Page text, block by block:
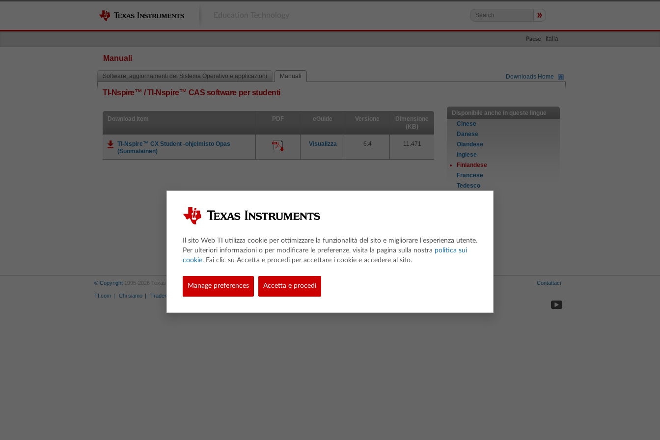
»
Paese Italia
Manuali
Software, aggiornamenti del Sistema Operativo e applicazioni Manuali Downloads Home
TI-Nspire™ / TI-Nspire™ CAS software per studenti
Download Item PDF eGuide Versione
Dimensione
(KB)
TI-Nspire™ CX Student -ohjelmisto Opas
(Suomalainen)
Visualizza 6.4 11.471
Disponibile anche in queste lingue
Cinese
Danese
Olandese
Inglese
Finlandese
Francese
Tedesco
Svedese
© Copyright 1995-2026 Texas Instruments Incorporated. All rights reserved.
TI.com Chi siamo Trademarks Norme sulla Privacy Link Policy Cookie Policy Politica dei dati degli studenti
Contattaci
Il sito Web TI utilizza cookie per ottimizzare la funzionalità del sito e migliorare l'esperienza utente.
Per ulteriori informazioni o per modificare le preferenze, visita la pagina sulla nostra politica sui
cookie. Fai clic su Accetta e procedi per accettare i cookie e accedere al sito.
Manage preferences Accetta e procedi